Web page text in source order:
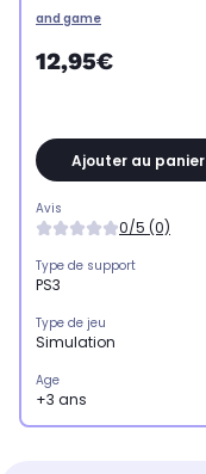
and game
12,95€
Ajouter au panier
Avis
0/5 (0)
Type de support
PS3
Type de jeu
Simulation
Age
+3 ans